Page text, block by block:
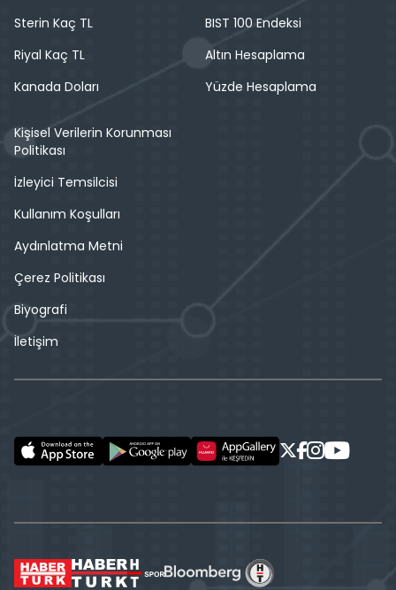
Sterin Kaç TL
Riyal Kaç TL
Kanada Doları
BIST 100 Endeksi
Altın Hesaplama
Yüzde Hesaplama
Kişisel Verilerin Korunması
Politikası
İzleyici Temsilcisi
Kullanım Koşulları
Aydınlatma Metni
Çerez Politikası
Biyografi
İletişim